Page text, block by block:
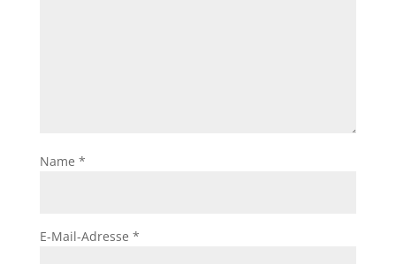
Name *
E-Mail-Adresse *